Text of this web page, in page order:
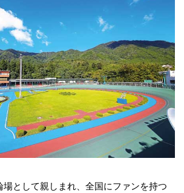
場として親しまれ、全国にファンを持つ